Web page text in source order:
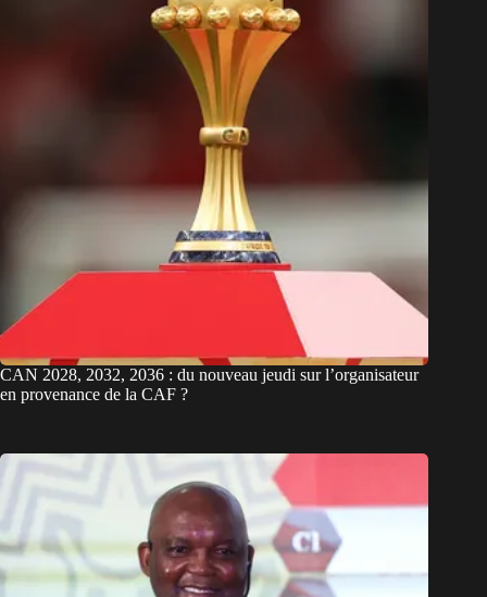
CAN 2028, 2032, 2036 : du nouveau jeudi sur l’organisateur
en provenance de la CAF ?